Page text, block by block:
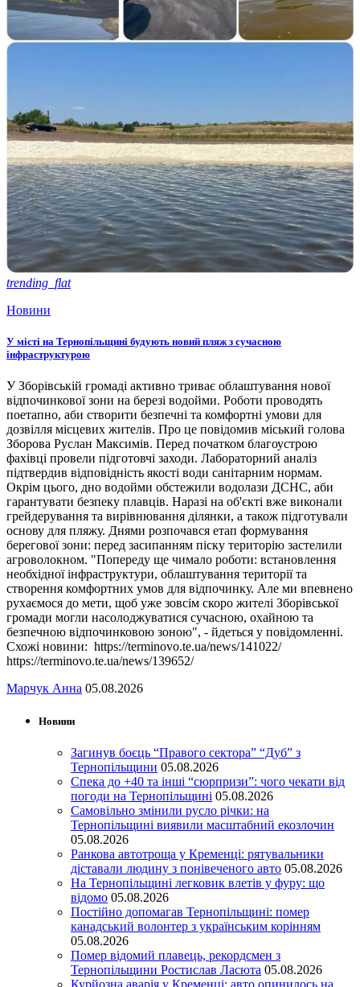
trending_flat
Новини
У місті на Тернопільщині будують новий пляж з сучасною
інфраструктурою
У Зборівській громаді активно триває облаштування нової
відпочинкової зони на березі водойми. Роботи проводять
поетапно, аби створити безпечні та комфортні умови для
дозвілля місцевих жителів. Про це повідомив міський голова
Зборова Руслан Максимів. Перед початком благоустрою
фахівці провели підготовчі заходи. Лабораторний аналіз
підтвердив відповідність якості води санітарним нормам.
Окрім цього, дно водойми обстежили водолази ДСНС, аби
гарантувати безпеку плавців. Наразі на об'єкті вже виконали
грейдерування та вирівнювання ділянки, а також підготували
основу для пляжу. Днями розпочався етап формування
берегової зони: перед засипанням піску територію застелили
агроволокном. "Попереду ще чимало роботи: встановлення
необхідної інфраструктури, облаштування території та
створення комфортних умов для відпочинку. Але ми впевнено
рухаємося до мети, щоб уже зовсім скоро жителі Зборівської
громади могли насолоджуватися сучасною, охайною та
безпечною відпочинковою зоною", - йдеться у повідомленні.
Схожі новини: https://terminovo.te.ua/news/141022/
https://terminovo.te.ua/news/139652/
Марчук Анна 05.08.2026
Новини
Загинув боєць “Правого сектора” “Дуб” з
Тернопільщини 05.08.2026
Спека до +40 та інші “сюрпризи”: чого чекати від
погоди на Тернопільщині 05.08.2026
Самовільно змінили русло річки: на
Тернопільщині виявили масштабний екозлочин
05.08.2026
Ранкова автотроща у Кременці: рятувальники
діставали людину з понівеченого авто 05.08.2026
На Тернопільщині легковик влетів у фуру: що
відомо 05.08.2026
Постійно допомагав Тернопільщині: помер
канадський волонтер з українським корінням
05.08.2026
Помер відомий плавець, рекордсмен з
Тернопільщини Ростислав Ласюта 05.08.2026